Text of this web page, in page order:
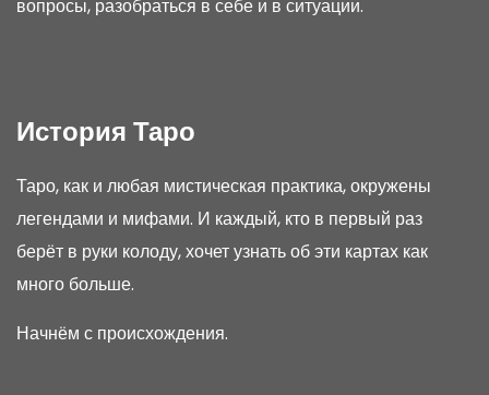
вопросы, разобраться в себе и в ситуации.
История Таро
Таро, как и любая мистическая практика, окружены
легендами и мифами. И каждый, кто в первый раз
берёт в руки колоду, хочет узнать об эти картах как
много больше.
Начнём с происхождения.